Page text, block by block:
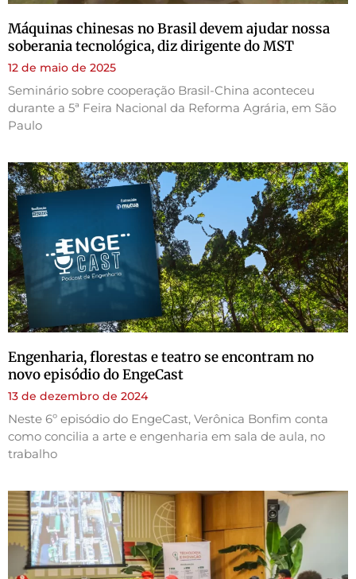
Máquinas chinesas no Brasil devem ajudar nossa
soberania tecnológica, diz dirigente do MST
12 de maio de 2025
Seminário sobre cooperação Brasil-China aconteceu
durante a 5ª Feira Nacional da Reforma Agrária, em São
Paulo
Engenharia, florestas e teatro se encontram no
novo episódio do EngeCast
13 de dezembro de 2024
Neste 6º episódio do EngeCast, Verônica Bonfim conta
como concilia a arte e engenharia em sala de aula, no
trabalho